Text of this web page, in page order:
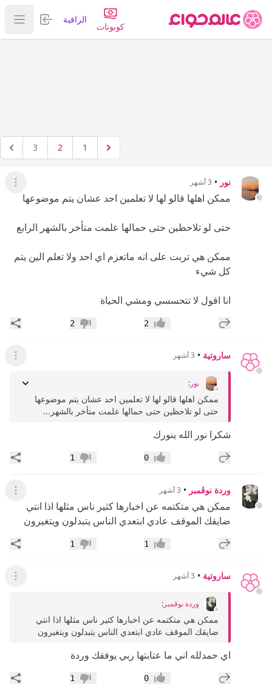
كوبونات
الراقية تسجيل
عرض
1
2
3
نور • 3 أشهر عرض
ممكن اهلها قالو لها لا تعلمين احد عشان يتم موضوعها
حتى لو تلاحظين حتى حمالها علمت متأخر بالشهر الرابع
ممكن هي تربت على انه ماتعزم اي احد ولا تعلم الين يتم
كل شيء
انا اقول لا تتحسسي ومشي الحياة
إضافة رد جديد إعجاب2 عدم إعجاب
2
ساروتية • 3 أشهر عرض
نور:
ممكن اهلها قالو لها لا تعلمين احد عشان يتم موضوعها
حتى لو تلاحظين حتى حمالها علمت متأخر بالشهر...
شكرا نور الله ينورك
إضافة رد جديد إعجاب0 عدم إعجاب
1
وردة نوڤمبر • 3 أشهر عرض
ممكن هي متكتمه عن اخبارها كثير ناس مثلها اذا انتي
ضايقك الموقف عادي ابتعدي الناس يتبدلون ويتغيرون
إضافة رد جديد إعجاب1 عدم إعجاب
1
ساروتية • 3 أشهر عرض
وردة نوڤمبر:
ممكن هي متكتمه عن اخبارها كثير ناس مثلها اذا انتي
ضايقك الموقف عادي ابتعدي الناس يتبدلون ويتغيرون
اي حمدلله اني ما عتابتها ربي يوفقك وردة
إضافة رد جديد إعجاب0 عدم إعجاب
1